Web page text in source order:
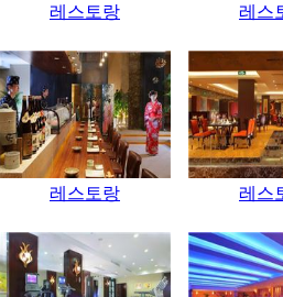
레스토랑 레스
레스토랑 레스